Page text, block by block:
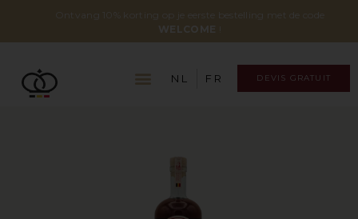
Ontvang 10% korting op je eerste bestelling met de code
WELCOME
NL FR DEVIS GRATUIT